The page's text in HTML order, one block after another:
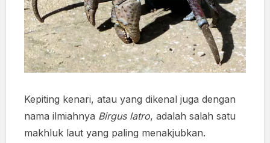
Kepiting kenari, atau yang dikenal juga dengan
nama ilmiahnya Birgus latro, adalah salah satu
makhluk laut yang paling menakjubkan.